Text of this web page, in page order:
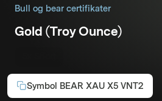
Bull og bear certifikater
Gold (Troy Ounce)
Symbol BEAR XAU X5 VNT2